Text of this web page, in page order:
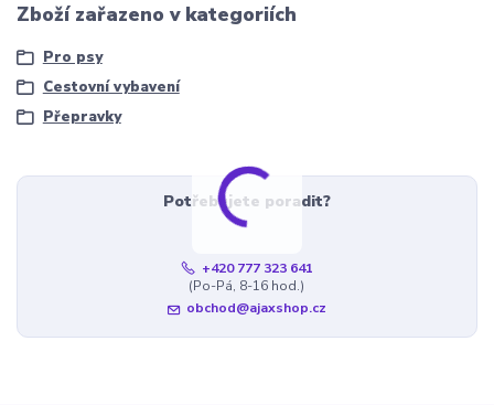
Zboží zařazeno v kategoriích
Pro psy
Cestovní vybavení
Přepravky
Potřebujete poradit?
+420 777 323 641
(Po-Pá, 8-16 hod.)
obchod@ajaxshop.cz